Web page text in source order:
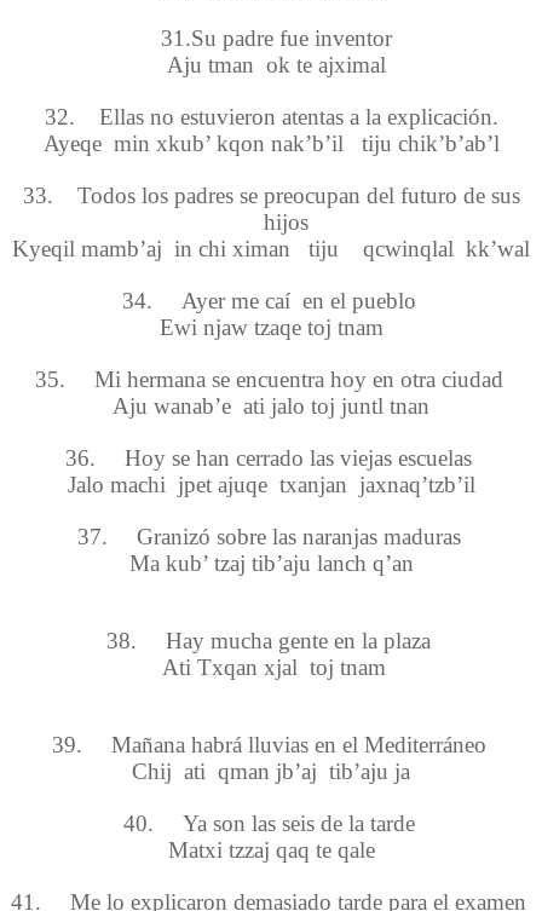
31.Su padre fue inventor
Aju tman ok te ajximal
32.
Ellas no estuvieron atentas a la explicación.
Ayeqe min xkub’ kqon nak’b’il tiju chik’b’ab’l
33.
Todos los padres se preocupan del futuro de sus
hijos
Kyeqil mamb’aj in chi ximan tiju qcwinqlal kk’wal
34.
Ayer me caí en el pueblo
Ewi njaw tzaqe toj tnam
35.
Mi hermana se encuentra hoy en otra ciudad
Aju wanab’e ati jalo toj juntl tnan
36.
Hoy se han cerrado las viejas escuelas
Jalo machi jpet ajuqe txanjan jaxnaq’tzb’il
37.
Granizó sobre las naranjas maduras
Ma kub’ tzaj tib’aju lanch q’an
38.
Hay mucha gente en la plaza
Ati Txqan xjal toj tnam
39.
Mañana habrá lluvias en el Mediterráneo
Chij ati qman jb’aj tib’aju ja
40.
Ya son las seis de la tarde
Matxi tzzaj qaq te qale
41. Me lo explicaron demasiado tarde para el examen